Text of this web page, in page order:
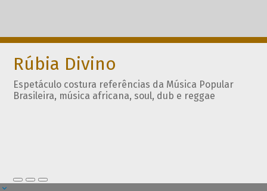
Rúbia Divino
Espetáculo costura referências da Música Popular
Brasileira, música africana, soul, dub e reggae